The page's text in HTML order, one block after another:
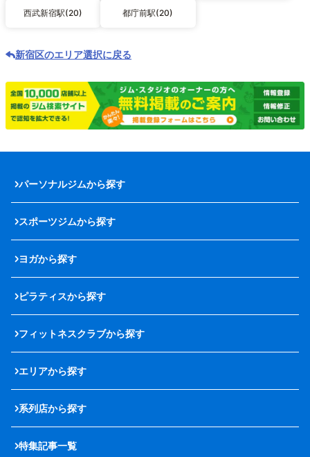
西武新宿駅(20) 都庁前駅(20)
新宿区のエリア選択に戻る
パーソナルジムから探す
スポーツジムから探す
ヨガから探す
ピラティスから探す
フィットネスクラブから探す
エリアから探す
系列店から探す
特集記事一覧